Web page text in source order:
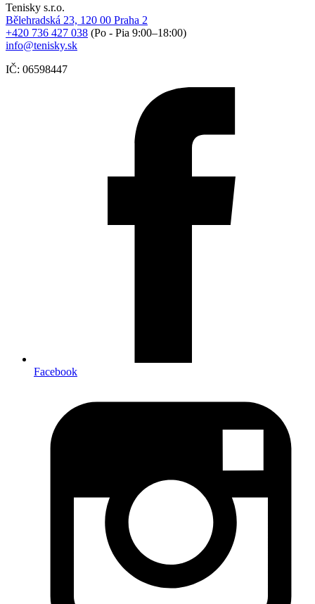
Tenisky s.r.o.
Bělehradská 23, 120 00 Praha 2
+420 736 427 038 (Po - Pia 9:00–18:00)
info@tenisky.sk
IČ: 06598447
Facebook